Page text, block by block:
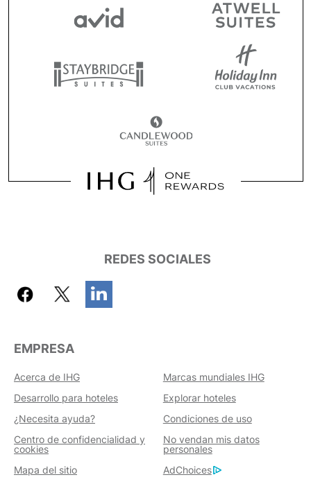
REDES SOCIALES
EMPRESA
Acerca de IHG
Marcas mundiales IHG
Desarrollo para hoteles
Explorar hoteles
¿Necesita ayuda?
Condiciones de uso
Centro de confidencialidad y
cookies
No vendan mis datos
personales
Mapa del sitio
AdChoices